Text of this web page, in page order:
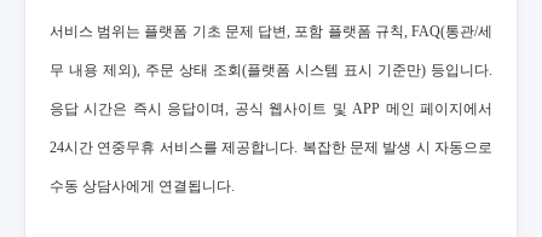
서비스 범위는 플랫폼 기초 문제 답변, 포함 플랫폼 규칙, FAQ(통관/세
무 내용 제외), 주문 상태 조회(플랫폼 시스템 표시 기준만) 등입니다.
응답 시간은 즉시 응답이며, 공식 웹사이트 및 APP 메인 페이지에서
24시간 연중무휴 서비스를 제공합니다. 복잡한 문제 발생 시 자동으로
수동 상담사에게 연결됩니다.